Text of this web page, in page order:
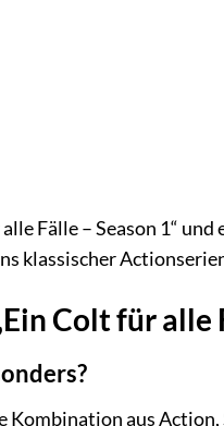
Fälle – Season 1“
klassischer
Colt für alle
Kombination aus